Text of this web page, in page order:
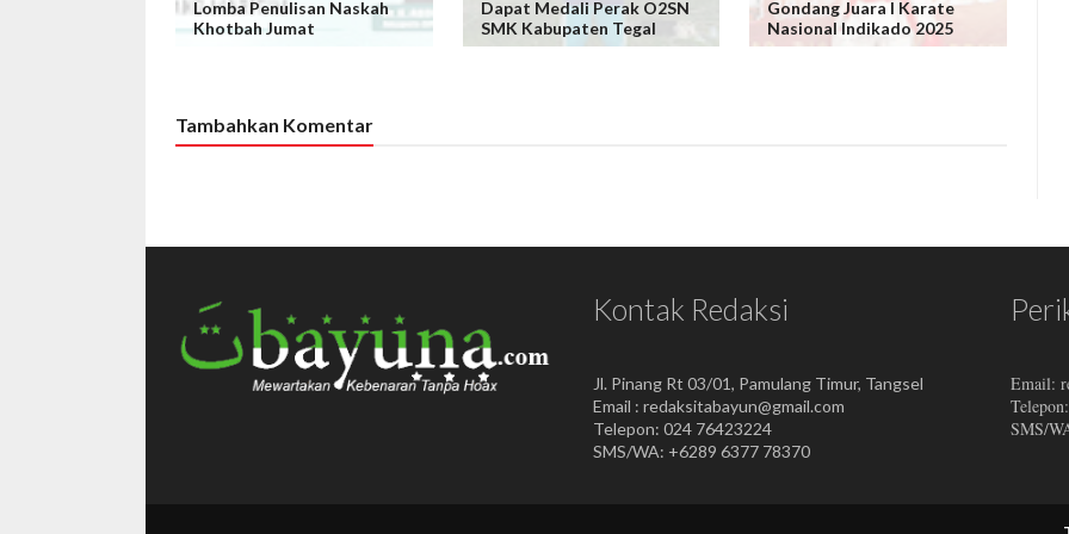
Lomba Penulisan Naskah
Khotbah Jumat
Dapat Medali Perak O2SN
SMK Kabupaten Tegal
Gondang Juara I Karate
Nasional Indikado 2025
Tambahkan Komentar
Kontak Redaksi
Jl. Pinang Rt 03/01, Pamulang Timur, Tangsel
Email : redaksitabayun@gmail.com
Telepon: 024 76423224
SMS/WA: +6289 6377 78370
Email:
SMS/